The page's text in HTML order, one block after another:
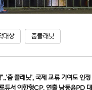
대상 춤플래닛
춤 플래닛', 국제 교류 기여도 인
듀서 이한형CP, 연출 남동윤PD